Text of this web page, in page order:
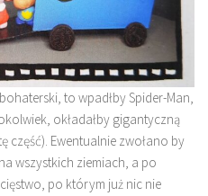
to wpadłby Spider-Man,
okładałby gigantyczną
część). Ewentualnie zwołano by
wszystkich ziemiach, a po
po którym już nic nie